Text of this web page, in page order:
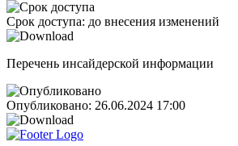
Срок доступа: до внесения изменений
Перечень инсайдерской информации
Опубликовано: 26.06.2024 17:00